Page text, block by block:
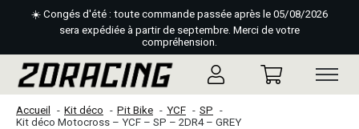
☀️ Congés d'été : toute commande passée après le 05/08/2026
sera expédiée à partir de septembre. Merci de votre
compréhension.
Accueil Kit déco Pit Bike YCF
SP
Kit déco Motocross – YCF – SP – 2DR4 – GREY